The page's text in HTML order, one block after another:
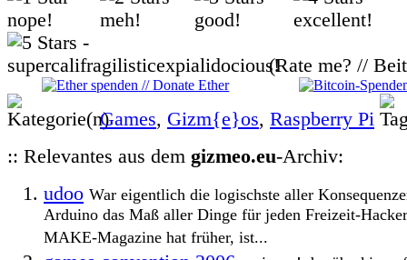
(Rate me? //
Games, Gizm{e}os, Raspberry Pi
:: Relevantes aus dem gizmeo.eu-Archiv:
udoo War eigentlich die logischste aller
Arduino das Maß aller Dinge für jeden Freizeit-
MAKE-Magazine hat früher, ist...